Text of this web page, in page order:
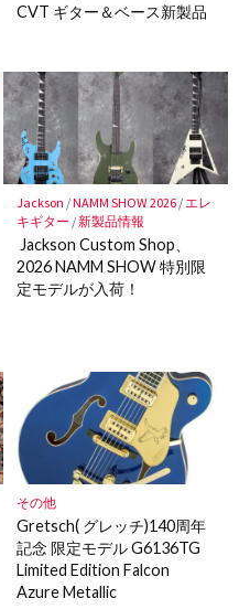
CVT ギター＆ベース新製品
Jackson /NAMM SHOW 2026/エレ
キギター /新製品情報
Jackson Custom Shop、
2026 NAMM SHOW 特別限
定モデルが入荷！
その他
Gretsch( グレッチ)140周年
記念 限定モデル G6136TG
Limited Edition Falcon
Azure Metallic